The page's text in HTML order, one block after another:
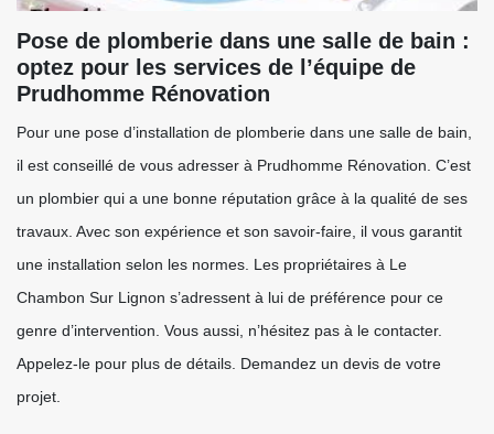
Pose de plomberie dans une salle de bain :
optez pour les services de l’équipe de
Prudhomme Rénovation
Pour une pose d’installation de plomberie dans une salle de bain,
il est conseillé de vous adresser à Prudhomme Rénovation. C’est
un plombier qui a une bonne réputation grâce à la qualité de ses
travaux. Avec son expérience et son savoir-faire, il vous garantit
une installation selon les normes. Les propriétaires à Le
Chambon Sur Lignon s’adressent à lui de préférence pour ce
genre d’intervention. Vous aussi, n’hésitez pas à le contacter.
Appelez-le pour plus de détails. Demandez un devis de votre
projet.